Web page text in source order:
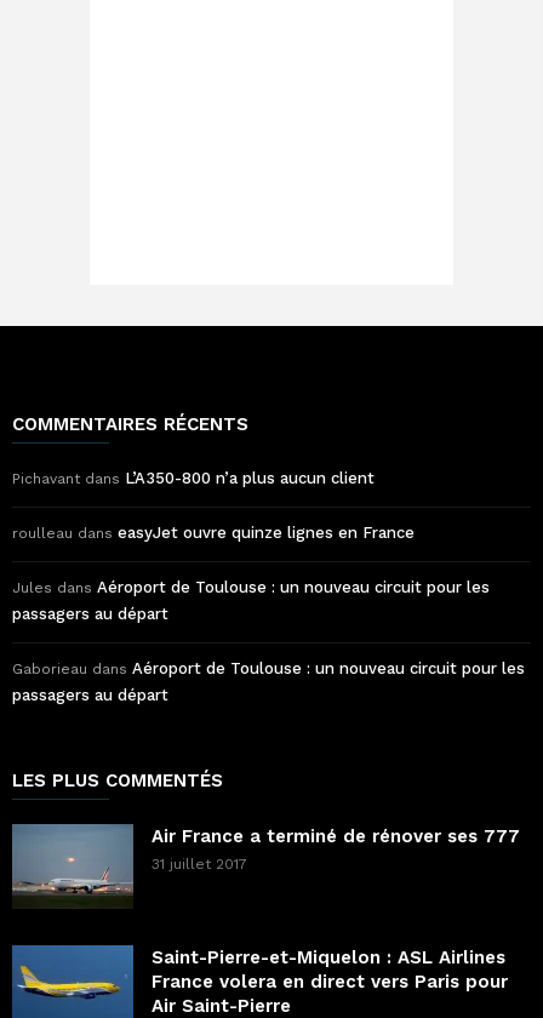
COMMENTAIRES RÉCENTS
Pichavant dans L’A350-800 n’a plus aucun client
roulleau dans easyJet ouvre quinze lignes en France
Jules dans Aéroport de Toulouse : un nouveau circuit pour les
passagers au départ
Gaborieau dans Aéroport de Toulouse : un nouveau circuit pour les
passagers au départ
LES PLUS COMMENTÉS
Air France a terminé de rénover ses 777
31 juillet 2017
Saint-Pierre-et-Miquelon : ASL Airlines
France volera en direct vers Paris pour
Air Saint-Pierre